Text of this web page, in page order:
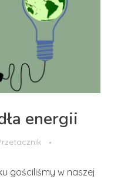
energii
gościliśmy w naszej